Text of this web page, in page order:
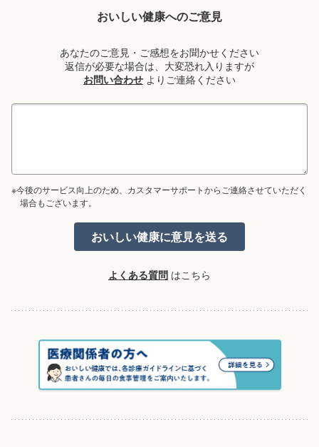
おいしい健康へのご意見
あなたのご意見・ご感想をお聞かせください
返信が必要な場合は、大変恐れ入りますが
お問い合わせ よりご連絡ください
※今後のサービス向上のため、カスタマーサポートからご連絡させていただく
場合もございます。
よくある質問 はこちら